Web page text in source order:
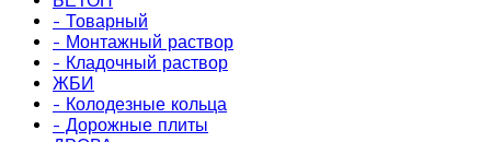
- Товарный
- Монтажный раствор
- Кладочный раствор
ЖБИ
- Колодезные кольца
- Дорожные плиты